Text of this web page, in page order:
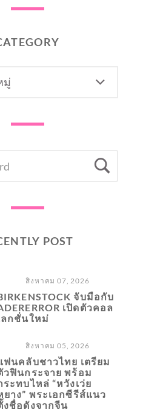
POST
สิงหาคม 07, 2026
จับมือกับ
เปิดตัวคอล
ลกชั่นใหม่
สิงหาคม 05, 2026
ฟนคลับชาวไทย เตรียม
วฟินกระจาย พร้อม
ระทบไหล่ “หวังเว่ย
ยาง” พระเอกซีรีส์แนว
งชื่อดังจากจีน